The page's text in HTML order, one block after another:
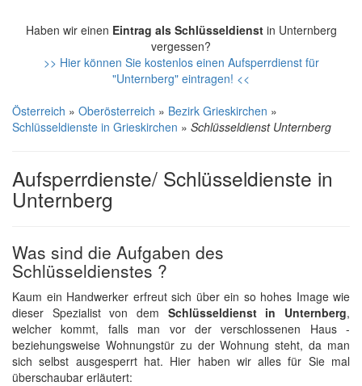
Haben wir einen Eintrag als Schlüsseldienstin Unternberg
vergessen?
>> Hier können Sie kostenlos einen Aufsperrdienst für
"Unternberg" eintragen! <<
Österreich » Oberösterreich » Bezirk Grieskirchen »
Schlüsseldienste in Grieskirchen » Schlüsseldienst Unternberg
Aufsperrdienste/ Schlüsseldienste in
Unternberg
Was sind die Aufgaben des
Schlüsseldienstes ?
Kaum ein Handwerker erfreut sich über ein so hohes Image wie
dieser Spezialist von dem Schlüsseldienst in Unternberg,
welcher kommt, falls man vor der verschlossenen Haus -
beziehungsweise Wohnungstür zu der Wohnung steht, da man
sich selbst ausgesperrt hat. Hier haben wir alles für Sie mal
überschaubar erläutert: